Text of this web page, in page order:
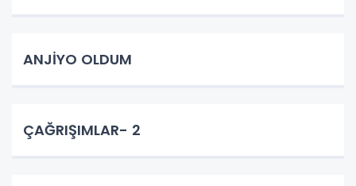
ANJİYO OLDUM
ÇAĞRIŞIMLAR- 2